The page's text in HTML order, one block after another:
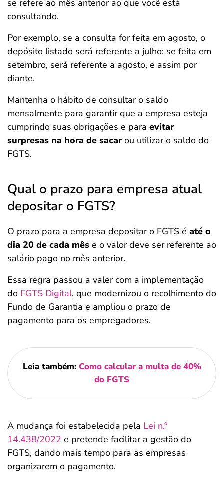
consultando.
Por exemplo, se a consulta for feita em agosto, o
depósito listado será referente a julho; se feita em
setembro, será referente a agosto, e assim por
diante.
Mantenha o hábito de consultar o saldo
mensalmente para garantir que a empresa esteja
cumprindo suas obrigações e para evitar
surpresas na hora de sacarou utilizar o saldo do
FGTS.
Qual o prazo para empresa atual
depositar o FGTS?
O prazo para a empresa depositar o FGTS é até o
dia 20 de cada mês e o valor deve ser referente ao
salário pago no mês anterior.
Essa regra passou a valer com a implementação
do FGTS Digital, que modernizou o recolhimento do
Fundo de Garantia e ampliou o prazo de
pagamento para os empregadores.
Leia também: Como calcular a multa de 40%
do FGTS
A mudança foi estabelecida pela Lei n.º
14.438/2022 e pretende facilitar a gestão do
FGTS, dando mais tempo para as empresas
organizarem o pagamento.